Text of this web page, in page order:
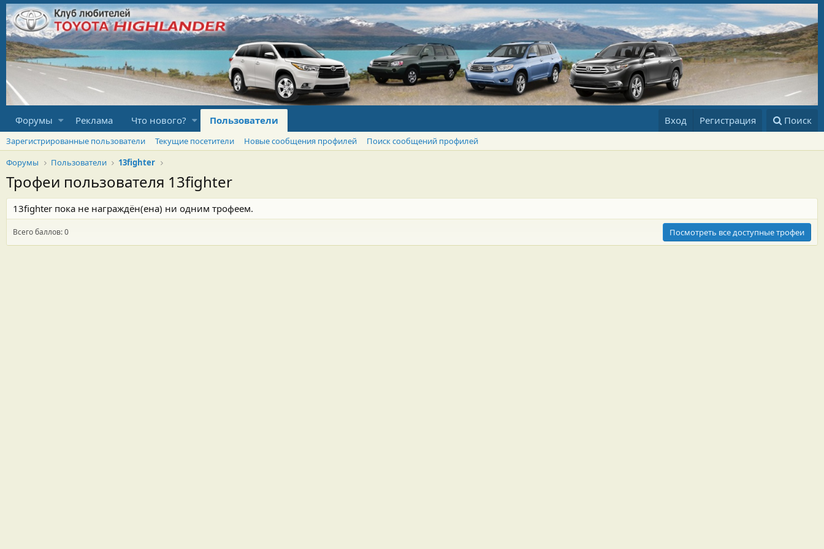
Форумы Реклама Что нового? Пользователи Вход Регистрация Поиск
Зарегистрированные пользователи Текущие посетители Новые сообщения профилей
Поиск сообщений профилей
Форумы
Пользователи 13fighter
Трофеи пользователя 13fighter
13fighter пока не награждён(ена) ни одним трофеем.
Всего баллов: 0 Посмотреть все доступные трофеи